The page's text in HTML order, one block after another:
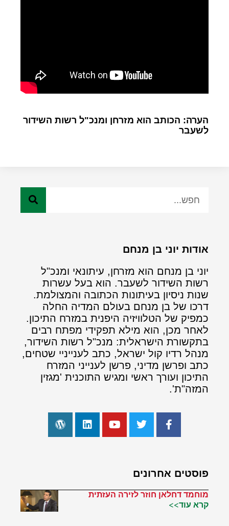
הערה: הכותב הוא מזרחן ומנכ"ל רשות השידור
לשעבר
אודות יוני בן מנחם
יוני בן מנחם הוא מזרחן, עיתונאי ומנכ"ל
רשות השידור לשעבר. הוא בעל עשרות
שנות ניסיון בעיתונות הכתובה והמצולמת.
דרכו של בן מנחם בעולם המדיה החלה
כמפיק של הטלוויזיה היפנית במזרח התיכון.
לאחר מכן, הוא מילא תפקידי מפתח רבים
בתקשורת הישראלית: מנכ"ל רשות השידור,
מנהל רדיו קול ישראל, כתב לענייניי שטחים,
כתב ופרשן מדיני, פרשן לענייני המזרח
התיכון ועורך ראשי ומגיש התוכנית 'מגזין
המזה"ת'.
פוסטים אחרונים
מוחמד דחלאן חוזר לזירה העזתית
קרא עוד>>